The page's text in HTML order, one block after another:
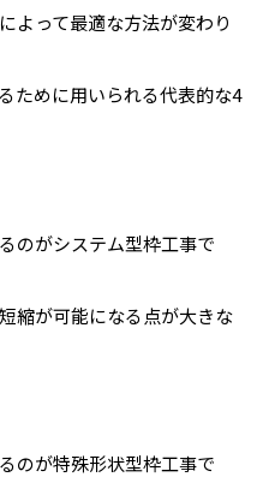
よって最適な方法が変わり
ために用いられる代表的な4
のがシステム型枠工事で
縮が可能になる点が大きな
のが特殊形状型枠工事で